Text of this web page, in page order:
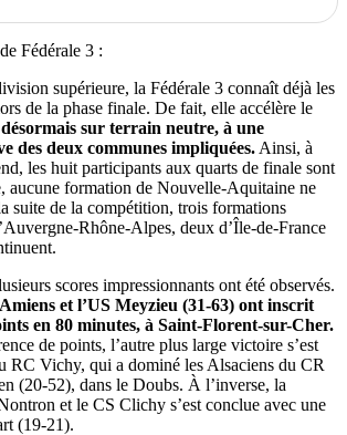
Fédérale 3 :
supérieure, la Fédérale 3 connaît déjà les
de la phase finale. De fait, elle accélère le
désormais sur terrain neutre, à une
des deux communes impliquées. Ainsi, à
les huit participants aux quarts de finale sont
aucune formation de Nouvelle-Aquitaine ne
suite de la compétition, trois formations
Rhône-Alpes, deux d’Île-de-France
scores impressionnants ont été observés.
et l’US Meyzieu (31-63) ont inscrit
en 80 minutes, à Saint-Florent-sur-Cher.
de points, l’autre plus large victoire s’est
RC Vichy, qui a dominé les Alsaciens du CR
(20-52), dans le Doubs. À l’inverse, la
et le CS Clichy s’est conclue avec une
(19-21).